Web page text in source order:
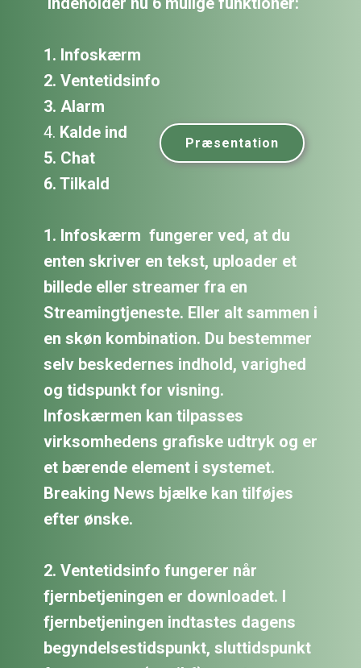
1. Infoskærm
2. Ventetidsinfo
3. Alarm
4. Kalde ind
5. Chat
6. Tilkald
1. Infoskærm fungerer ved, at du
enten skriver en tekst, uploader et
billede eller streamer fra en
Streamingtjeneste. Eller alt sammen i
en skøn kombination. Du bestemmer
selv beskedernes indhold, varighed
og tidspunkt for visning.
Infoskærmen kan tilpasses
virksomhedens grafiske udtryk og er
et bærende element i systemet.
Breaking News bjælke kan tilføjes
efter ønske.
2. Ventetidsinfo fungerer når
fjernbetjeningen er downloadet. I
fjernbetjeningen indtastes dagens
begyndelsestidspunkt, sluttidspunkt
Præsentation